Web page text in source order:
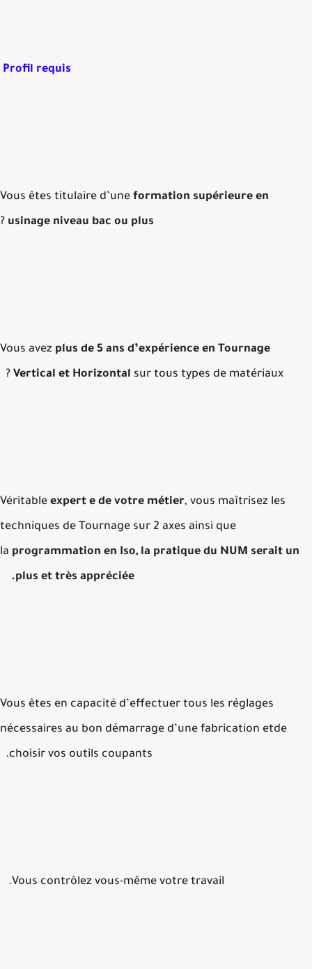
Profil requis
Vous êtes titulaire d’uneformation supérieure en
usinage niveau bac ou plus
?
Vous avezplus de 5 ans d’expérience en Tournage
Vertical et Horizontalsur tous types de matériaux ?
Véritableexpert e de votre métier, vous maîtrisez les
techniques de Tournage sur 2 axes ainsi que
laprogrammation en Iso, la pratique du NUM serait un
plus et très appréciée.
Vous êtes en capacité d’effectuer tous les réglages
nécessaires au bon démarrage d’une fabrication etde
choisir vos outils coupants.
Vous contrôlez vous-même votre travail.